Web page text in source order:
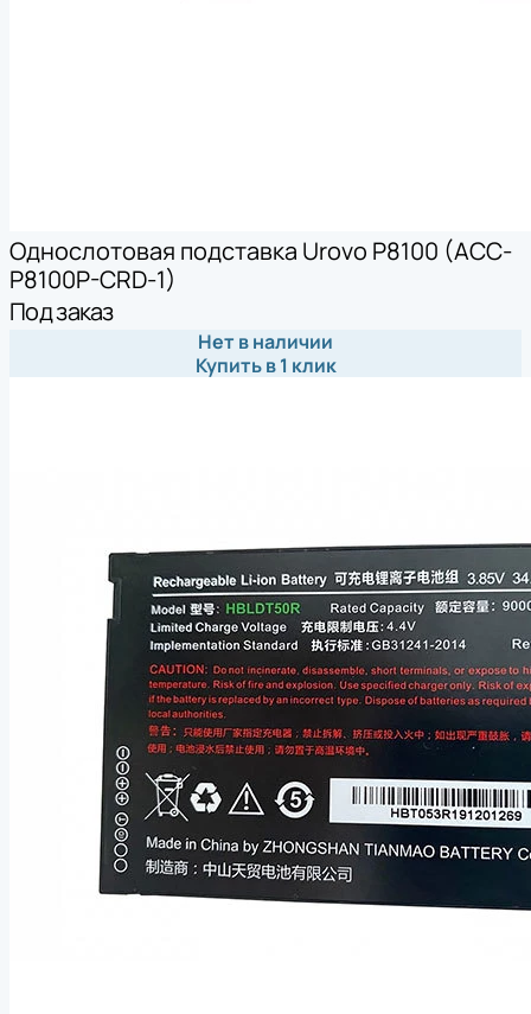
Однослотовая подставка Urovo P8100 (ACC-
P8100P-CRD-1)
Под заказ
Нет в наличии
Купить в 1 клик